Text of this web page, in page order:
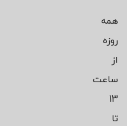
همه
روزه
از
ساعت
13
تا